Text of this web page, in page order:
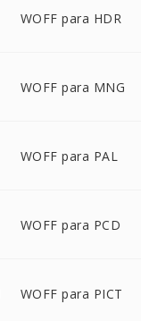
WOFF para HDR
WOFF para MNG
WOFF para PAL
WOFF para PCD
WOFF para PICT